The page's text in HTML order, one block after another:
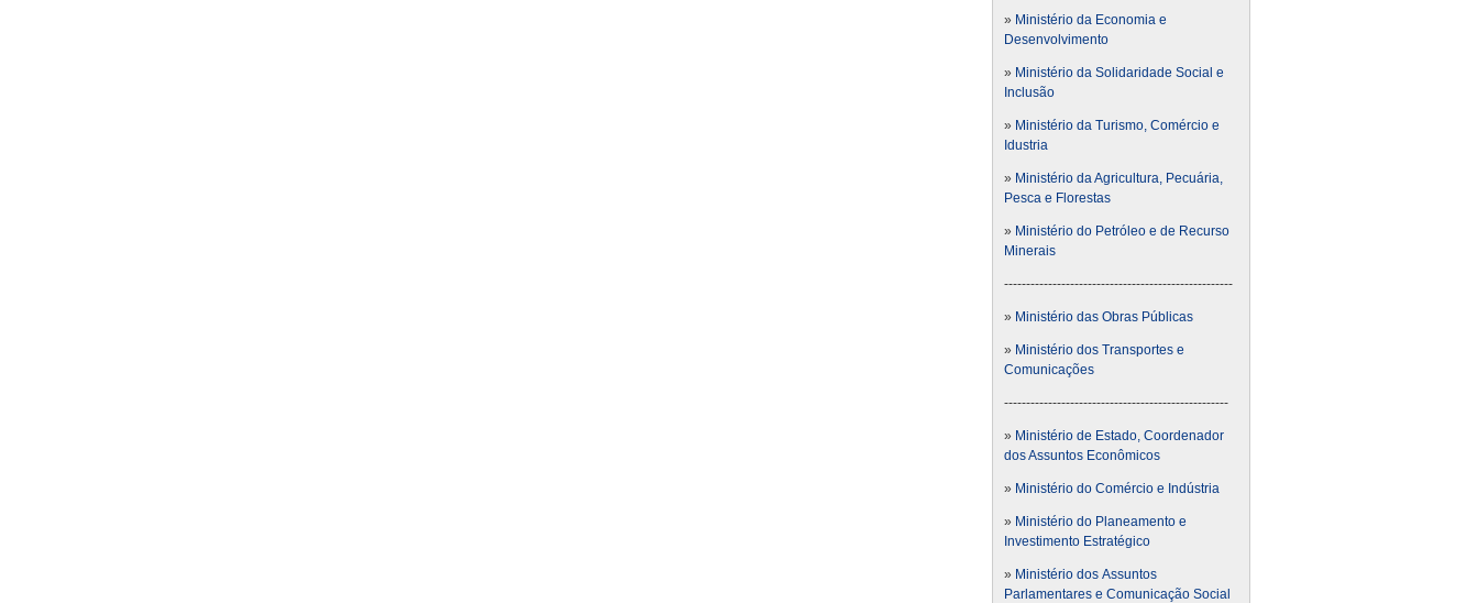
» Ministério da Economia e
Desenvolvimento
» Ministério da Solidaridade Social e
Inclusão
» Ministério da Turismo, Comércio e
Idustria
» Ministério da Agricultura, Pecuária,
Pesca e Florestas
» Ministério do Petróleo e de Recurso
Minerais
----------------------------------------------------
» Ministério das Obras Públicas
» Ministério dos Transportes e
Comunicações
---------------------------------------------------
» Ministério de Estado, Coordenador
dos Assuntos Econômicos
» Ministério do Comércio e Indústria
» Ministério do Planeamento e
Investimento Estratégico
» Ministério dos Assuntos
Parlamentares e Comunicação Social